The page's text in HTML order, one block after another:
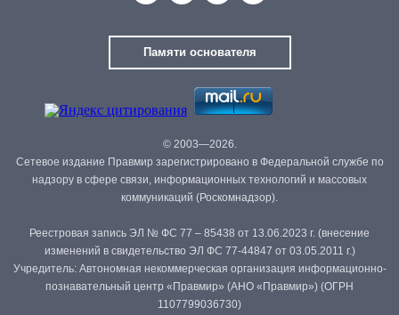
Памяти основателя
© 2003—2026.
Сетевое издание Правмир зарегистрировано в Федеральной службе по
надзору в сфере связи, информационных технологий и массовых
коммуникаций (Роскомнадзор).
Реестровая запись ЭЛ № ФС 77 – 85438 от 13.06.2023 г. (внесение
изменений в свидетельство ЭЛ ФС 77-44847 от 03.05.2011 г.)
Учредитель: Автономная некоммерческая организация информационно-
познавательный центр «Правмир» (АНО «Правмир») (ОГРН
1107799036730)